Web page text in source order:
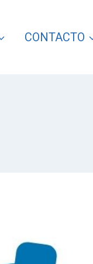
CONTACTO